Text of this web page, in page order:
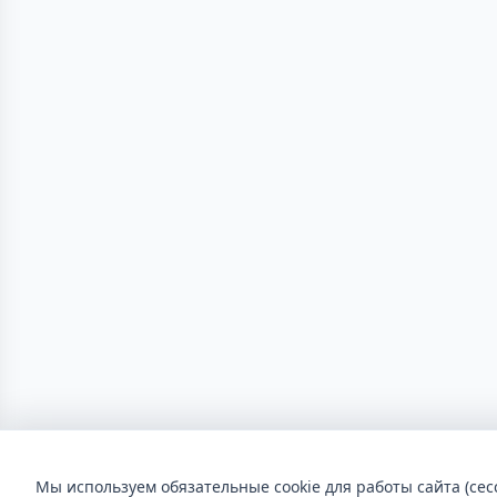
Мы используем обязательные cookie для работы сайта